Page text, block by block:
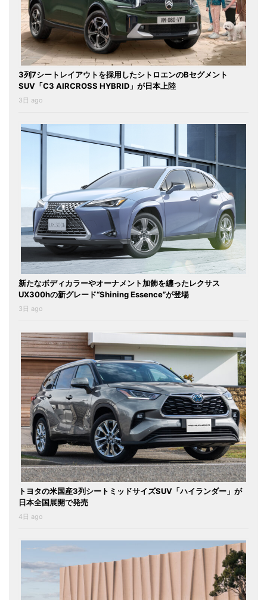
3列7シートレイアウトを採用したシトロエンのBセグメント
SUV「C3 AIRCROSS HYBRID」が日本上陸
3日 ago
新たなボディカラーやオーナメント加飾を纏ったレクサス
UX300hの新グレード“Shining Essence”が登場
3日 ago
トヨタの米国産3列シートミッドサイズSUV「ハイランダー」が
日本全国展開で発売
4日 ago